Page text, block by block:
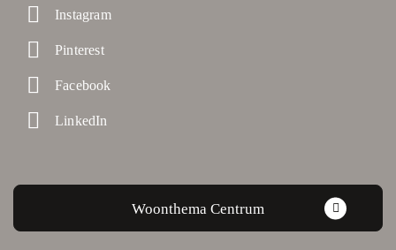
Instagram
Pinterest
Facebook
LinkedIn
Woonthema Centrum